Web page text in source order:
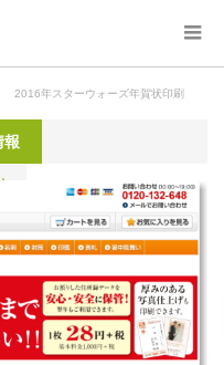
2016年スターウォーズ年賀状印刷
報